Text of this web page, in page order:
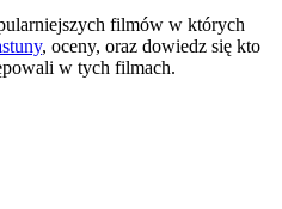
filmów w których
, oceny, oraz dowiedz się kto
w tych filmach.